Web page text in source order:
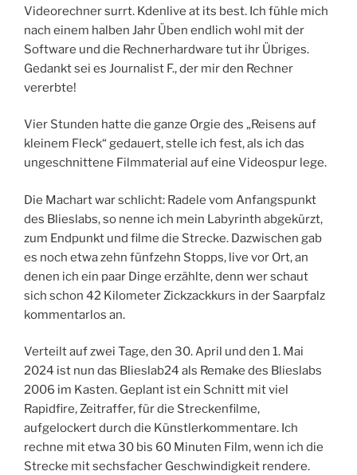
Videorechner surrt. Kdenlive at its best. Ich fühle mich
nach einem halben Jahr Üben endlich wohl mit der
Software und die Rechnerhardware tut ihr Übriges.
Gedankt sei es Journalist F., der mir den Rechner
vererbte!
Vier Stunden hatte die ganze Orgie des „Reisens auf
kleinem Fleck“ gedauert, stelle ich fest, als ich das
ungeschnittene Filmmaterial auf eine Videospur lege.
Die Machart war schlicht: Radele vom Anfangspunkt
des Blieslabs, so nenne ich mein Labyrinth abgekürzt,
zum Endpunkt und filme die Strecke. Dazwischen gab
es noch etwa zehn fünfzehn Stopps, live vor Ort, an
denen ich ein paar Dinge erzählte, denn wer schaut
sich schon 42 Kilometer Zickzackkurs in der Saarpfalz
kommentarlos an.
Verteilt auf zwei Tage, den 30. April und den 1. Mai
2024 ist nun das Blieslab24 als Remake des Blieslabs
2006 im Kasten. Geplant ist ein Schnitt mit viel
Rapidfire, Zeitraffer, für die Streckenfilme,
aufgelockert durch die Künstlerkommentare. Ich
rechne mit etwa 30 bis 60 Minuten Film, wenn ich die
Strecke mit sechsfacher Geschwindigkeit rendere.